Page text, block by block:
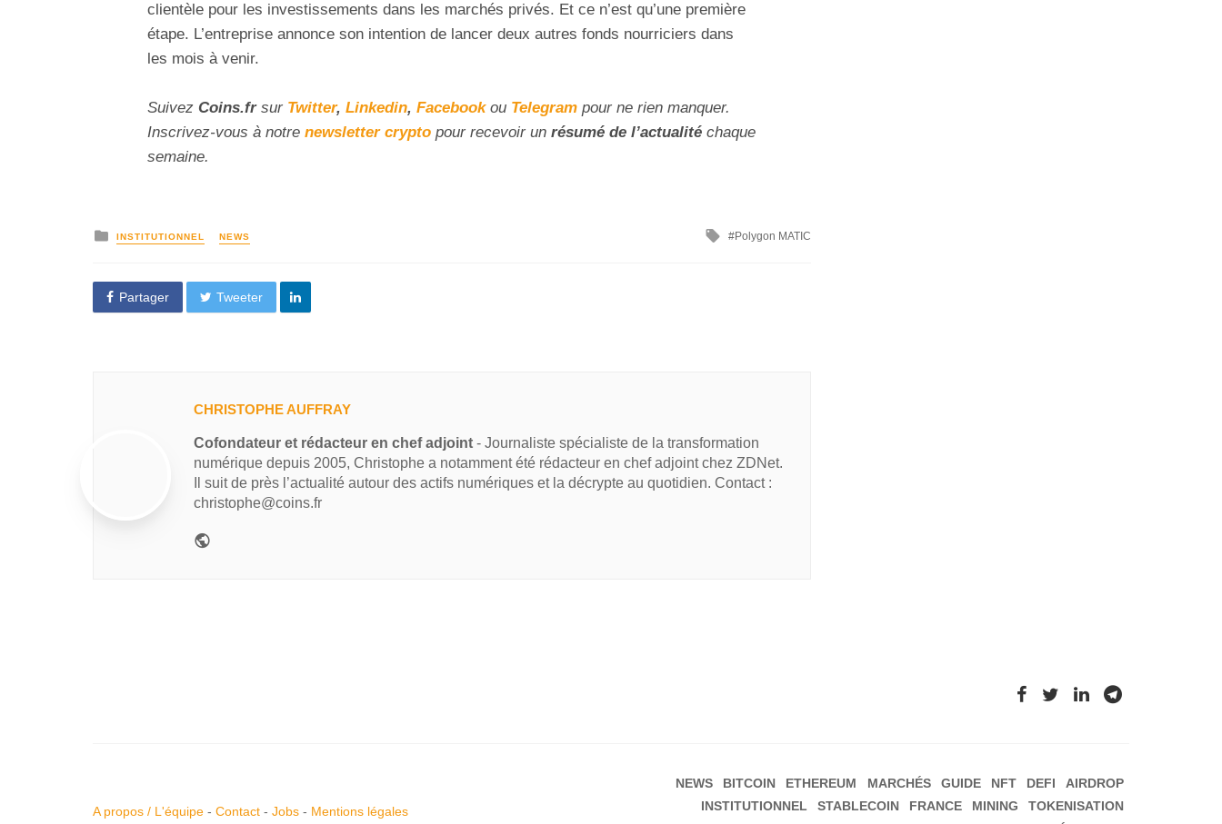
clientèle pour les investissements dans les marchés privés. Et ce n’est qu’une première
étape. L’entreprise annonce son intention de lancer deux autres fonds nourriciers dans
les mois à venir.
Suivez Coins.fr sur Twitter, Linkedin, Facebookou Telegram pour ne rien manquer.
Inscrivez-vous à notre newsletter crypto pour recevoir un résumé de l’actualité chaque
semaine.
INSTITUTIONNEL NEWS Polygon MATIC
Partager Tweeter
CHRISTOPHE AUFFRAY
Cofondateur et rédacteur en chef adjoint - Journaliste spécialiste de la transformation
numérique depuis 2005, Christophe a notamment été rédacteur en chef adjoint chez ZDNet.
Il suit de près l’actualité autour des actifs numériques et la décrypte au quotidien. Contact :
christophe@coins.fr
A propos / L'équipe - Contact - Jobs - Mentions légales
NEWS BITCOIN ETHEREUM MARCHÉS GUIDE NFT DEFI
AIRDROP
INSTITUTIONNEL
STABLECOIN FRANCE MINING
TOKENISATION